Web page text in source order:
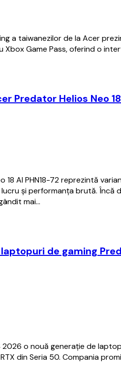
a taiwanezilor de la Acer
Xbox Game Pass, oferind o
Predator Helios Neo
18 AI PHN18-72 reprezintă
și performanța brută. Încă
mai…
de gaming
o nouă generație de
din Seria 50. Compania